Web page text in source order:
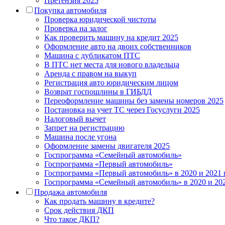
Покупка автомобиля
Проверка юридической чистоты
Проверка на залог
Как проверить машину на кредит 2025
Оформление авто на двоих собственников
Машина с дубликатом ПТС
В ПТС нет места для нового владельца
Аренда с правом на выкуп
Регистрация авто юридическим лицом
Возврат госпошлины в ГИБДД
Переоформление машины без замены номеров 2025
Постановка на учет ТС через Госуслуги 2025
Налоговый вычет
Запрет на регистрацию
Машина после угона
Оформление замены двигателя 2025
Госпрограмма «Семейный автомобиль»
Госпрограмма «Первый автомобиль»
Госпрограмма «Первый автомобиль» в 2020 и 2021
Госпрограмма «Семейный автомобиль» в 2020 и
Продажа автомобиля
Как продать машину в кредите?
Срок действия ДКП
Что такое ДКП?